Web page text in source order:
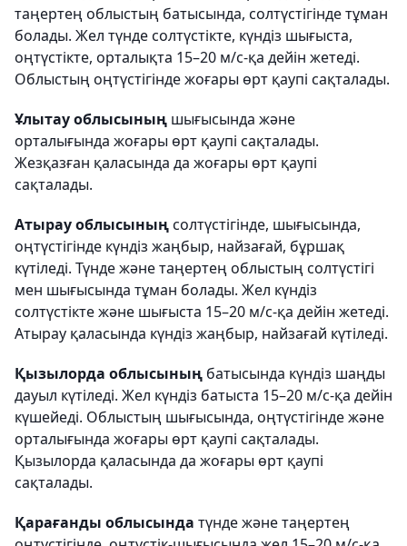
таңертең облыстың батысында, солтүстігінде тұман
болады. Жел түнде солтүстікте, күндіз шығыста,
оңтүстікте, орталықта 15–20 м/с-қа дейін жетеді.
Облыстың оңтүстігінде жоғары өрт қаупі сақталады.
Ұлытау облысының шығысында және
орталығында жоғары өрт қаупі сақталады.
Жезқазған қаласында да жоғары өрт қаупі
сақталады.
Атырау облысыныңсолтүстігінде, шығысында,
оңтүстігінде күндіз жаңбыр, найзағай, бұршақ
күтіледі. Түнде және таңертең облыстың солтүстігі
мен шығысында тұман болады. Жел күндіз
солтүстікте және шығыста 15–20 м/с-қа дейін жетеді.
Атырау қаласында күндіз жаңбыр, найзағай күтіледі.
Қызылорда облысының батысында күндіз шаңды
дауыл күтіледі. Жел күндіз батыста 15–20 м/с-қа дейін
күшейеді. Облыстың шығысында, оңтүстігінде және
орталығында жоғары өрт қаупі сақталады.
Қызылорда қаласында да жоғары өрт қаупі
сақталады.
Қарағанды облысында түнде және таңертең